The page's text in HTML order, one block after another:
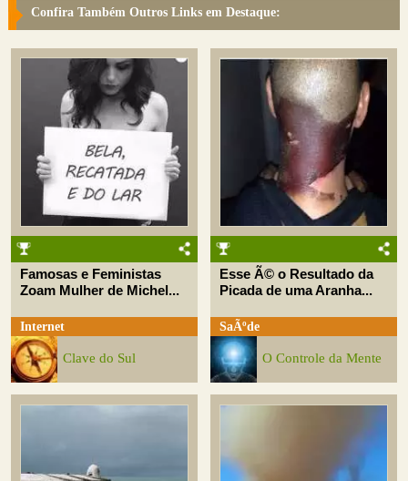
Confira Também Outros Links em Destaque:
Famosas e Feministas
Zoam Mulher de Michel...
Internet
Clave do Sul
Esse Ã© o Resultado da
Picada de uma Aranha...
SaÃºde
O Controle da Mente